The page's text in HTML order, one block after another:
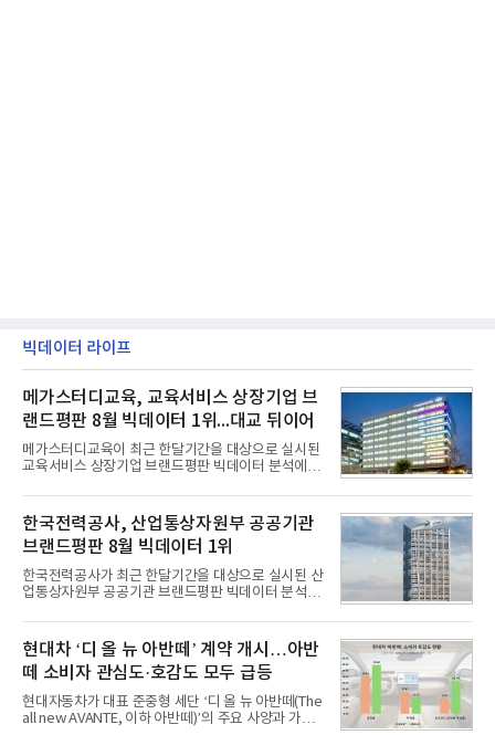
빅데이터 라이프
메가스터디교육, 교육서비스 상장기업 브
랜드평판 8월 빅데이터 1위...대교 뒤이어
메가스터디교육이 최근 한달기간을 대상으로 실시된
교육서비스 상장기업 브랜드평판 빅데이터 분석에서
일 한국기업평판연구소(소장 구창환)는 국내 교육서
비스 상장기업 브랜드를 대상으로 지난 7월 7일부터
8월 7일까지 수집된 소비자 빅데이터 10,074,233건
을 분석한 결과, 메가스터디교육이 브랜드평판지수
1,710,926을 기록하며 8월 1위에 올랐다고 밝혔다.
분석에 활용된 빅데이터는 지난 7월(9,491,206건) 대
비 6.14% 증가한 수치로, 교육서비스 상장기업 브랜
디교육, 대교, 디지
한국전력공사, 산업통상자원부 공공기관
브랜드평판 8월 빅데이터 1위
한국전력공사가 최근 한달기간을 대상으로 실시된 산
업통상자원부 공공기관 브랜드평판 빅데이터 분석에
이 순으로 뒤를 이었다.7일 한국기업평판연구소(소장
구창환)는 산업통상자원부 공공기관 41개 브랜드를
대상으로 지난 7월 7일부터 8월 7일까지 수집된 소비
자 빅데이터 91,102,549건을 분석한 결과, 한국전력
공사가 브랜드평판지수 10,670,633을 기록하며 8월
1위에 올랐다고 밝혔다. 분석에 활용된 빅데이터는 지
난 7월(88,893,823건) 대비 2.48% 증가한 수치다.연
현대차 ‘디 올 뉴 아반떼’ 계약 개시…아반
떼 소비자 관심도·호감도 모두 급등
현대자동차가 대표 준중형 세단 ‘디 올 뉴 아반떼(The
all new AVANTE, 이하 아반떼)’의 주요 사양과 가격